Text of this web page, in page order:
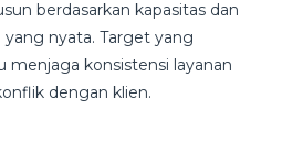
berdasarkan kapasitas dan
yang nyata. Target yang
menjaga konsistensi layanan
dengan klien.